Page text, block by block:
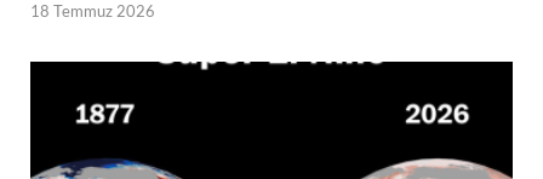
18 Temmuz 2026